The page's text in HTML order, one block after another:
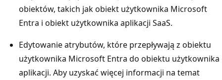
obiektów, takich jak obiekt użytkownika Microsoft
Entra i obiekt użytkownika aplikacji SaaS.
Edytowanie atrybutów, które przepływają z obiektu
użytkownika Microsoft Entra do obiektu użytkownika
aplikacji. Aby uzyskać więcej informacji na temat